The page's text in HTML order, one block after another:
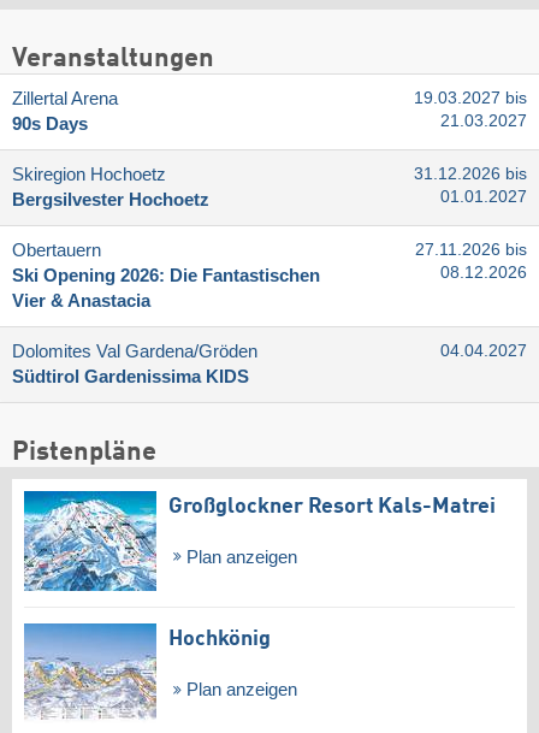
Veranstaltungen
Zillertal Arena
90s Days
19.03.2027 bis
21.03.2027
Skiregion Hochoetz
Bergsilvester Hochoetz
31.12.2026 bis
01.01.2027
Obertauern
Ski Opening 2026: Die Fantastischen
Vier & Anastacia
27.11.2026 bis
08.12.2026
Dolomites Val Gardena/​Gröden
Südtirol Gardenissima KIDS
04.04.2027
Pistenpläne
Großglockner Resort Kals-Matrei
Plan anzeigen
Hochkönig
Plan anzeigen